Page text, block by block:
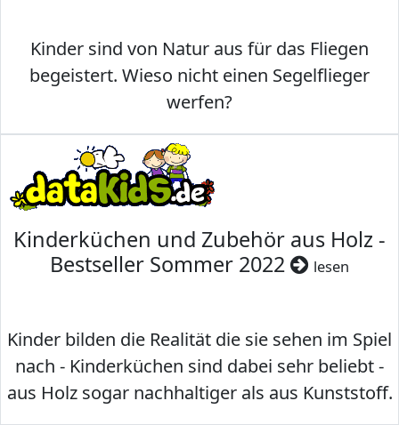
Kinder sind von Natur aus für das Fliegen
begeistert. Wieso nicht einen Segelflieger
werfen?
Kinderküchen und Zubehör aus Holz -
Bestseller Sommer 2022
lesen
Kinder bilden die Realität die sie sehen im Spiel
nach - Kinderküchen sind dabei sehr beliebt -
aus Holz sogar nachhaltiger als aus Kunststoff.